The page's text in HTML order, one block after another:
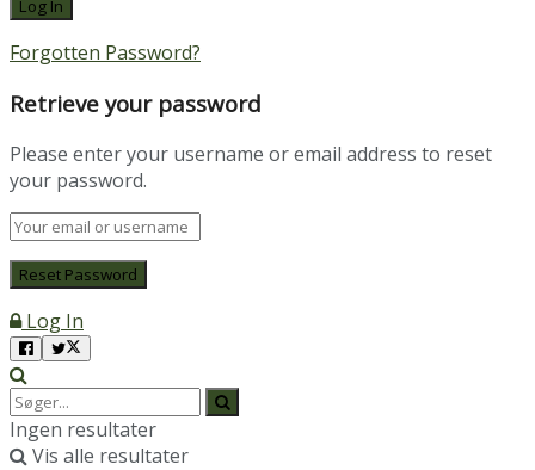
Forgotten Password?
Retrieve your password
Please enter your username or email address to reset
your password.
Log In
Ingen resultater
Vis alle resultater